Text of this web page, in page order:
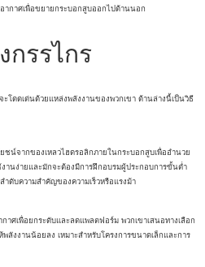
ากาศเพื่อขยายกระบอกสูบออกไปด้านนอก
รรไกร
โดดเด่นด้วยแหล่งพลังงานของพวกเขา ด้านล่างนี้เป็นวิธี
ชน์จากของเหลวไฮดรอลิกภายในกระบอกสูบเพื่ออำนวย
านง่ายและมักจะต้องมีการฝึกอบรมผู้ประกอบการขั้นต่ำ
ดับความสำคัญของความเร็วหรือแรงม้า
ศเพื่อยกระดับและลดแพลตฟอร์ม พวกเขาเสนอทางเลือก
งงานน้อยลง เหมาะสำหรับโครงการขนาดเล็กและการ